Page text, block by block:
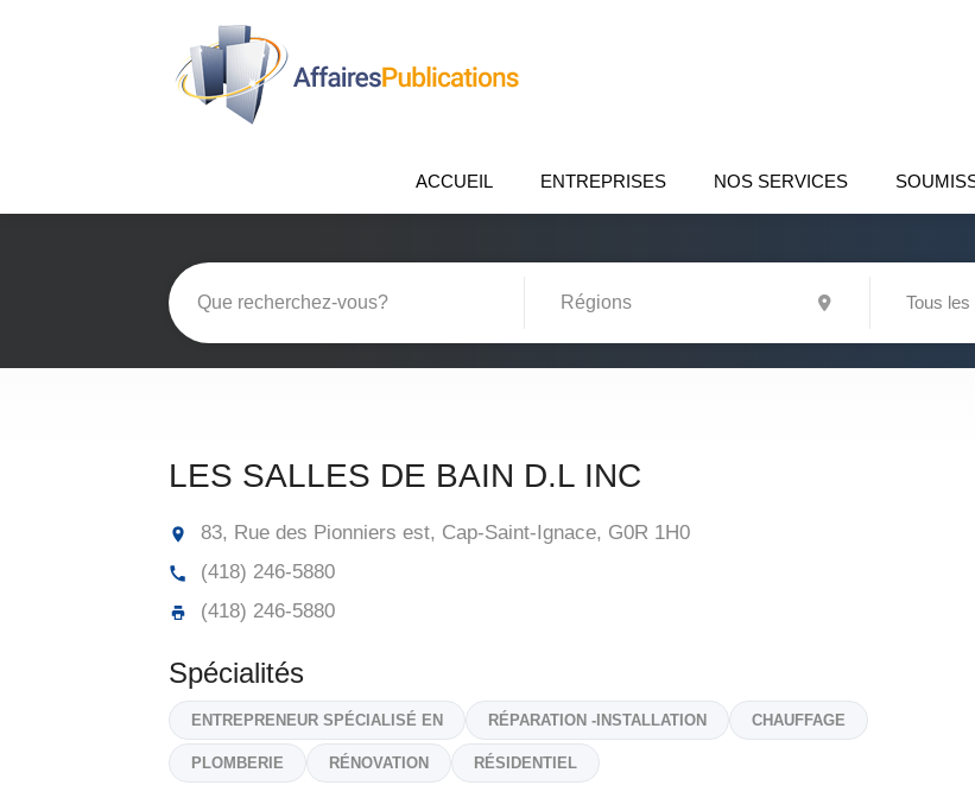
ACCUEIL ENTREPRISES NOS SERVICES
Tous
LES SALLES DE BAIN D.L INC
83, Rue des Pionniers est, Cap-Saint-Ignace, G0R 1H0
(418) 246-5880
(418) 246-5880
Spécialités
ENTREPRENEUR SPÉCIALISÉ EN RÉPARATION -INSTALLATION CHAUFFAGE
PLOMBERIE RÉNOVATION RÉSIDENTIEL